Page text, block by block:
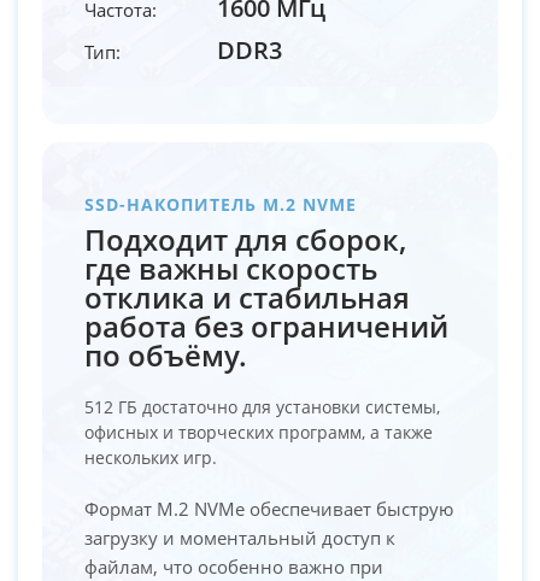
Частота: 1600 МГц
Тип: DDR3
SSD-НАКОПИТЕЛЬ M.2 NVME
Подходит для сборок,
где важны скорость
отклика и стабильная
работа без ограничений
по объёму.
512 ГБ достаточно для установки системы,
офисных и творческих программ, а также
нескольких игр.
Формат M.2 NVMe обеспечивает быструю
загрузку и моментальный доступ к
файлам, что особенно важно при